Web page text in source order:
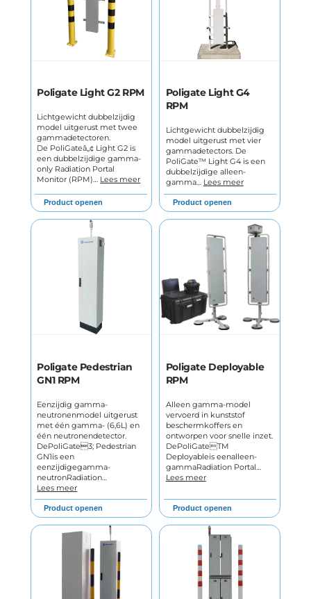
Poligate Light G2 RPM
Lichtgewicht dubbelzijdig
model uitgerust met twee
gammadetectoren.
De PoliGateâ„¢ Light G2 is
een dubbelzijdige gamma-
only Radiation Portal
Monitor (RPM)… Lees meer
Product openen
Poligate Light G4
RPM
Lichtgewicht dubbelzijdig
model uitgerust met vier
gammadetectors. De
PoliGate™ Light G4 is een
dubbelzijdige alleen-
gamma… Lees meer
Product openen
Poligate Pedestrian
GN1 RPM
Eenzijdig gamma-
neutronenmodel uitgerust
met één gamma- (6,6L) en
één neutronendetector.
DePoliGate3; Pedestrian
GN1is een
eenzijdigegamma-
neutronRadiation…
Lees meer
Product openen
Poligate Deployable
RPM
Alleen gamma-model
vervoerd in kunststof
beschermkoffers en
ontworpen voor snelle inzet.
DePoliGateTM
Deployableis eenalleen-
gammaRadiation Portal…
Lees meer
Product openen